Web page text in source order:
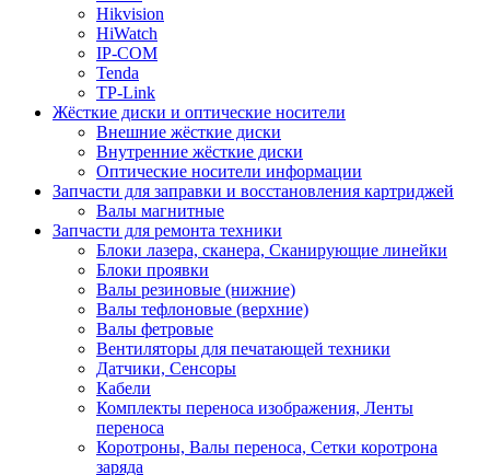
Hikvision
HiWatch
IP-COM
Tenda
TP-Link
Жёсткие диски и оптические носители
Внешние жёсткие диски
Внутренние жёсткие диски
Оптические носители информации
Запчасти для заправки и восстановления картриджей
Валы магнитные
Запчасти для ремонта техники
Блоки лазера, сканера, Сканирующие линейки
Блоки проявки
Валы резиновые (нижние)
Валы тефлоновые (верхние)
Валы фетровые
Вентиляторы для печатающей техники
Датчики, Сенсоры
Кабели
Комплекты переноса изображения, Ленты
переноса
Коротроны, Валы переноса, Сетки коротрона
заряда